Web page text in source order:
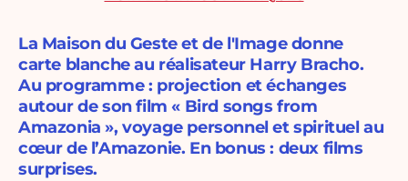
La Maison du Geste et de l'Image donne
carte blanche au réalisateur Harry Bracho.
Au programme : projection et échanges
autour de son film « Bird songs from
Amazonia », voyage personnel et spirituel au
cœur de l’Amazonie. En bonus : deux films
surprises.